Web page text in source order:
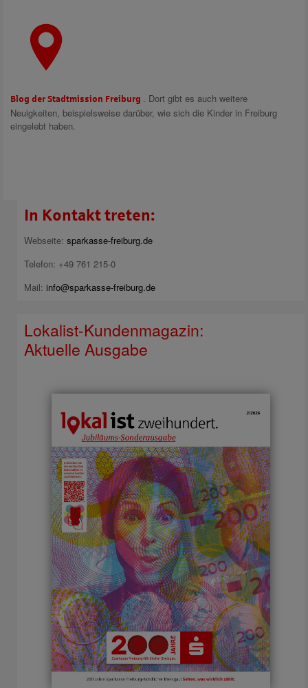
Blog der Stadtmission Freiburg
. Dort gibt es auch weitere
Neuigkeiten, beispielsweise darüber, wie sich die Kinder in Freiburg
eingelebt haben.
In Kontakt treten:
Webseite: sparkasse-freiburg.de
Telefon: +49 761 215-0
Mail: info@sparkasse-freiburg.de
Lokalist-Kundenmagazin:
Aktuelle Ausgabe